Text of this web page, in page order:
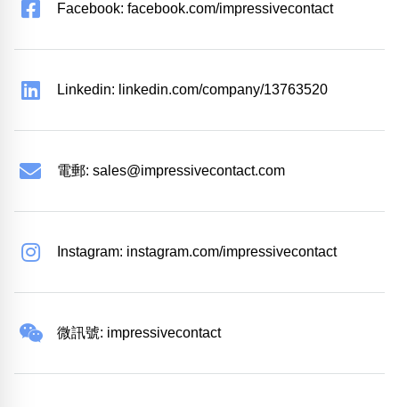
Facebook: facebook.com/impressivecontact
Linkedin: linkedin.com/company/13763520
電郵: sales@impressivecontact.com
Instagram: instagram.com/impressivecontact
微訊號: impressivecontact